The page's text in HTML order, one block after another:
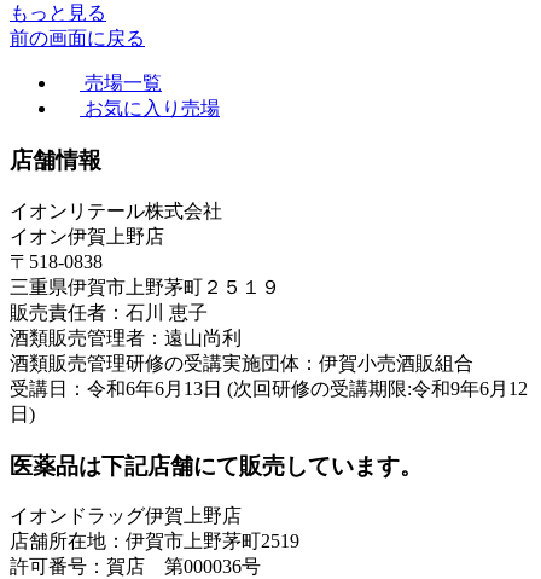
もっと見る
前の画面に戻る
売場一覧
お気に入り売場
店舗情報
イオンリテール株式会社
イオン伊賀上野店
〒518-0838
三重県伊賀市上野茅町２５１９
販売責任者：石川 恵子
酒類販売管理者：遠山尚利
酒類販売管理研修の受講実施団体：伊賀小売酒販組合
受講日：令和6年6月13日 (次回研修の受講期限:令和9年6月12
日)
医薬品は下記店舗にて販売しています。
イオンドラッグ伊賀上野店
店舗所在地：伊賀市上野茅町2519
許可番号：賀店 第000036号